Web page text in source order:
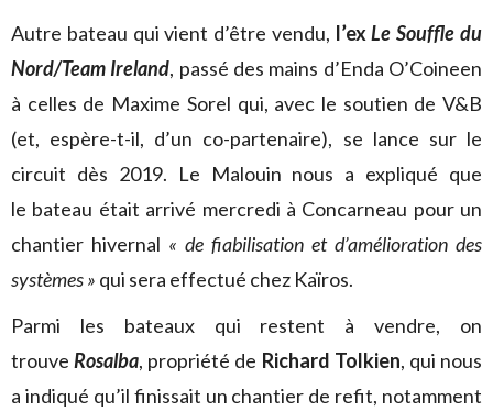
Autre bateau qui vient d’être vendu, l’exLe Souffle du
Nord/Team Ireland, passé des mains d’Enda O’Coineen
à celles de Maxime Sorel qui, avec le soutien de V&B
(et, espère-t-il, d’un co-partenaire), se lance sur le
circuit dès 2019. Le Malouin nous a expliqué que
le bateau était arrivé mercredi à Concarneau pour un
chantier hivernal « de fiabilisation et d’amélioration des
systèmes » qui sera effectué chez Kaïros.
Parmi les bateaux qui restent à vendre, on
trouveRosalba, propriété de Richard Tolkien, qui nous
a indiqué qu’il finissait un chantier de refit, notamment